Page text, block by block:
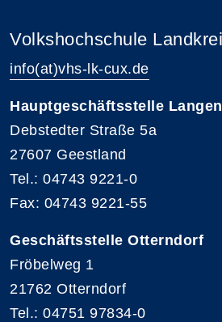
Volkshochschule
info(at)vhs-lk-cux.de
Hauptgeschäftsstelle Langen
Debstedter Straße 5a
27607 Geestland
Tel.: 04743 9221-0
Fax: 04743 9221-55
Geschäftsstelle Otterndorf
Fröbelweg 1
21762 Otterndorf
Tel.: 04751 97834-0